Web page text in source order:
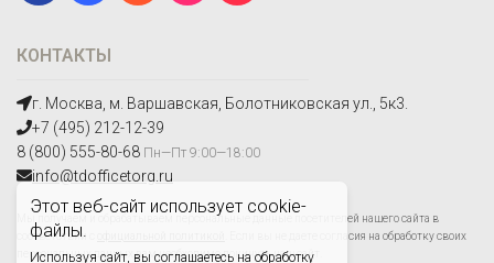
Этот веб-сайт использует cookie-
файлы.
Используя сайт, вы соглашаетесь на обработку
КОНТАКТЫ
г. Москва, м. Варшавская, Болотниковская ул., 5к3.
+7 (495) 212-12-39
8 (800) 555-80-68 Пн—Пт 9:00—18:00
info@tdofficetorg.ru
Мы получаем и обрабатываем персональные данные посетителей нашего сайта в
соответствии с
. Если вы не даете согласия на обработку своих
персональных данных,вам необходимо покинуть наш сайт.